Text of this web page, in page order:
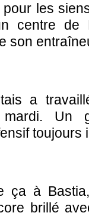
les
centre de
son
a
mardi. Un
toujours
ça à
brillé